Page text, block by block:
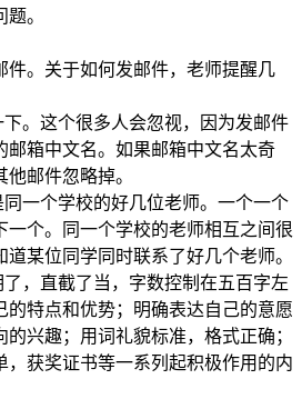
。
件。关于如何发邮件，老师提醒几
。这个很多人会忽视，因为发邮件
邮箱中文名。如果邮箱中文名太奇
邮件忽略掉。
一个学校的好几位老师。一个一个
一个。同一个学校的老师相互之间很
某位同学同时联系了好几个老师。
，直截了当，字数控制在五百字左
的特点和优势；明确表达自己的意愿
兴趣；用词礼貌标准，格式正确；
，获奖证书等一系列起积极作用的内